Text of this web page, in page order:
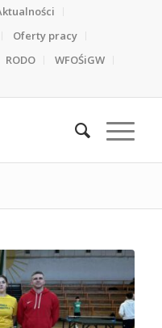
Oferty pracy
RODO
WFOŚiGW